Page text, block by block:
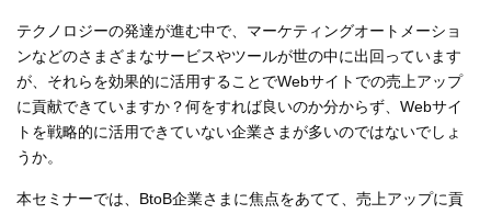
テクノロジーの発達が進む中で、マーケティングオートメーショ
ンなどのさまざまなサービスやツールが世の中に出回っています
が、それらを効果的に活用することでWebサイトでの売上アップ
に貢献できていますか？何をすれば良いのか分からず、Webサイ
トを戦略的に活用できていない企業さまが多いのではないでしょ
うか。
本セミナーでは、BtoB企業さまに焦点をあてて、売上アップに貢